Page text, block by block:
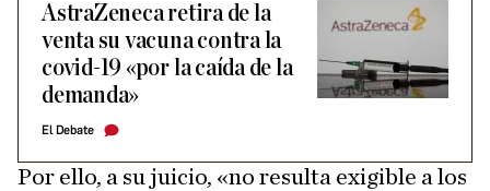
AstraZeneca retira de la
venta su vacuna contra la
covid-19 «por la caída de la
demanda»
El Debate
Por ello, a su juicio, «no resulta exigible a los